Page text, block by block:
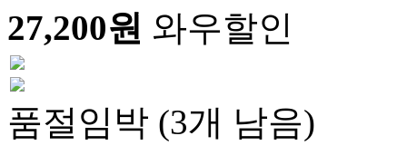
27,200원 와우할인
품절임박 (3개 남음)